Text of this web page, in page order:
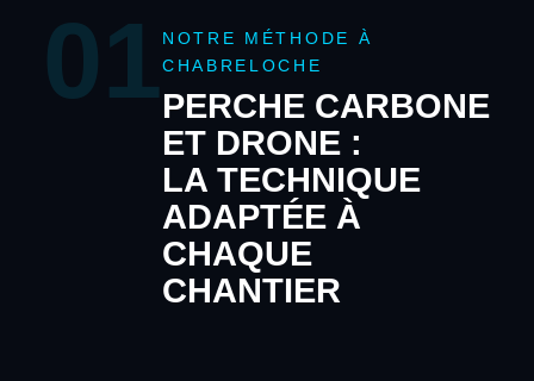
01 NOTRE MÉTHODE À
CHABRELOCHE
PERCHE CARBONE
ET DRONE :
LA TECHNIQUE
ADAPTÉE À
CHAQUE
CHANTIER